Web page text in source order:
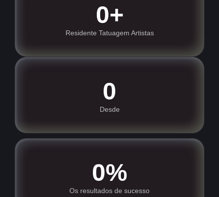
0+
Residente Tatuagem Artistas
0
Desde
0%
Os resultados de sucesso